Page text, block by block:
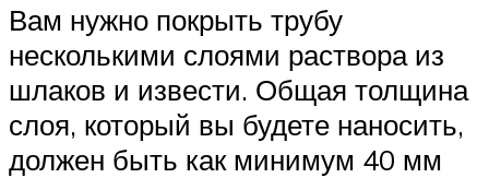
Вам нужно покрыть трубу
несколькими слоями раствора из
шлаков и извести. Общая толщина
слоя, который вы будете наносить,
должен быть как минимум 40 мм